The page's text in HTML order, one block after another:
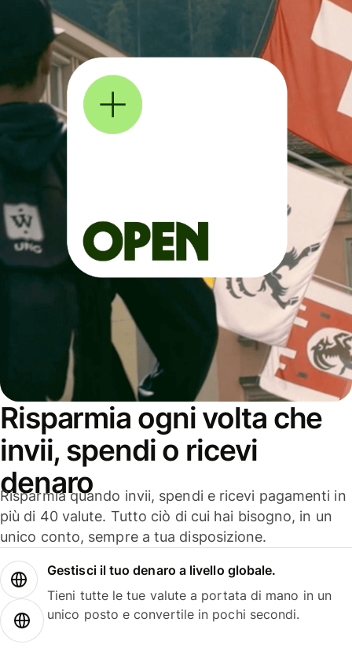
Risparmia ogni volta che
invii, spendi o ricevi
denaro
Risparmia quando invii, spendi e ricevi pagamenti in
più di 40 valute. Tutto ciò di cui hai bisogno, in un
unico conto, sempre a tua disposizione.
Gestisci il tuo denaro a livello globale.
Tieni tutte le tue valute a portata di mano in un
unico posto e convertile in pochi secondi.